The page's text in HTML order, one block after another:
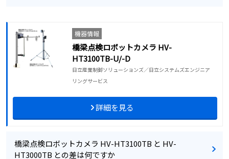
機器情報
橋梁点検ロボットカメラ HV-
HT3100TB-U/-D
日立産業制御ソリューションズ／日立システムズエンジニア
リングサービス
詳細を見る
橋梁点検ロボットカメラ HV-HT3100TB と HV-
HT3000TB との差は何ですか